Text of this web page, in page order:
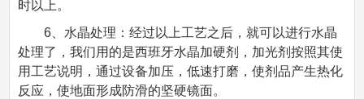
时以上。
6、水晶处理：经过以上工艺之后，就可以进行水晶
处理了，我们用的是西班牙水晶加硬剂，加光剂按照其使
用工艺说明，通过设备加压，低速打磨，使剂品产生热化
反应，使地面形成防滑的坚硬镜面。